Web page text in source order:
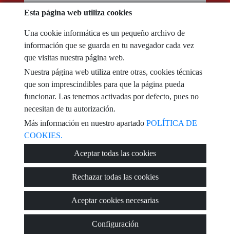
e-mail
He leído y acepto las condiciones de uso y
mensaje
Enviar
Esta página web utiliza cookies
Una cookie informática es un pequeño archivo de
información que se guarda en tu navegador cada vez
que visitas nuestra página web.
Nuestra página web utiliza entre otras, cookies técnicas
que son imprescindibles para que la página pueda
funcionar. Las tenemos activadas por defecto, pues no
necesitan de tu autorización.
Más información en nuestro apartado POLÍTICA DE
COOKIES.
Aceptar todas las cookies
Rechazar todas las cookies
Aceptar cookies necesarias
Configuración